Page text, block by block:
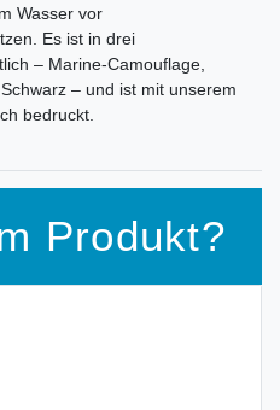
Wasser vor
Es ist in drei
– Marine-Camouflage,
– und ist mit unserem
bedruckt.
Produkt?